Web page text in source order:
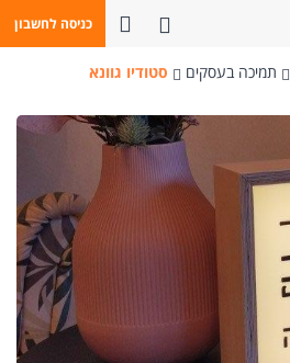
כניסה לחשבון
פתח חיפושחייגו אלינו
תמיכה בעסקים סטודיו גוונא